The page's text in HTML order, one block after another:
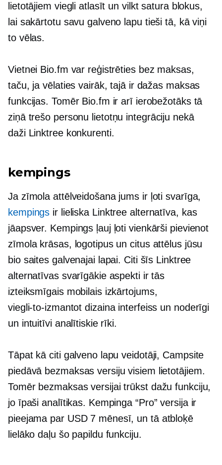
lietotājiem viegli atlasīt un vilkt satura blokus,
lai sakārtotu savu galveno lapu tieši tā, kā viņi
to vēlas.
Vietnei Bio.fm var reģistrēties bez maksas,
taču, ja vēlaties vairāk, tajā ir dažas maksas
funkcijas. Tomēr Bio.fm ir arī ierobežotāks tā
ziņā trešo personu lietotņu integrāciju nekā
daži Linktree konkurenti.
kempings
Ja zīmola attēlveidošana jums ir ļoti svarīga,
kempings ir lieliska Linktree alternatīva, kas
jāapsver. Kempings ļauj ļoti vienkārši pievienot
zīmola krāsas, logotipus un citus attēlus jūsu
bio saites galvenajai lapai. Citi šīs Linktree
alternatīvas svarīgākie aspekti ir tās
izteiksmīgais mobilais izkārtojums,
viegli-to-izmantot dizaina interfeiss un noderīgi
un intuitīvi analītiskie rīki.
Tāpat kā citi galveno lapu veidotāji, Campsite
piedāvā bezmaksas versiju visiem lietotājiem.
Tomēr bezmaksas versijai trūkst dažu funkciju,
jo īpaši analītikas. Kempinga “Pro” versija ir
pieejama par USD 7 mēnesī, un tā atbloķē
lielāko daļu šo papildu funkciju.